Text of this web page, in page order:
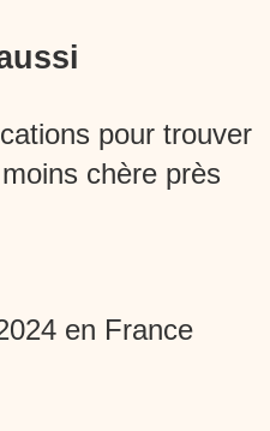
pour trouver
chère près
en France